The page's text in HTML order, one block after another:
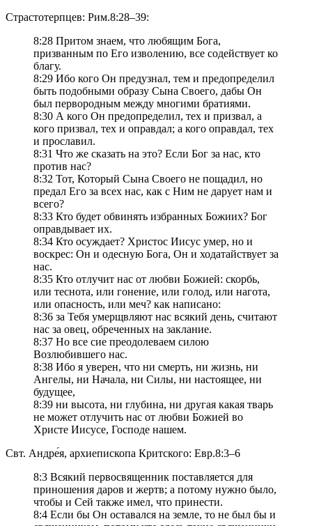
Страстотерпцев: Рим.8:28–39:
8:28 Притом знаем, что любящим Бога,
призванным по Его изволению, все содействует ко
благу.
8:29 Ибо кого Он предузнал, тем и предопределил
быть подобными образу Сына Своего, дабы Он
был первородным между многими братиями.
8:30 А кого Он предопределил, тех и призвал, а
кого призвал, тех и оправдал; а кого оправдал, тех
и прославил.
8:31 Что же сказать на это? Если Бог за нас, кто
против нас?
8:32 Тот, Который Сына Своего не пощадил, но
предал Его за всех нас, как с Ним не дарует нам и
всего?
8:33 Кто будет обвинять избранных Божиих? Бог
оправдывает их.
8:34 Кто осуждает? Христос Иисус умер, но и
воскрес: Он и одесную Бога, Он и ходатайствует за
нас.
8:35 Кто отлучит нас от любви Божией: скорбь,
или теснота, или гонение, или голод, или нагота,
или опасность, или меч? как написано:
8:36 за Тебя умерщвляют нас всякий день, считают
нас за овец, обреченных на заклание.
8:37 Но все сие преодолеваем силою
Возлюбившего нас.
8:38 Ибо я уверен, что ни смерть, ни жизнь, ни
Ангелы, ни Начала, ни Силы, ни настоящее, ни
будущее,
8:39 ни высота, ни глубина, ни другая какая тварь
не может отлучить нас от любви Божией во
Христе Иисусе, Господе нашем.
Свт. Андре́я, архиепископа Критского: Евр.8:3–6
8:3 Всякий первосвященник поставляется для
приношения даров и жертв; а потому нужно было,
чтобы и Сей также имел, что принести.
8:4 Если бы Он оставался на земле, то не был бы и